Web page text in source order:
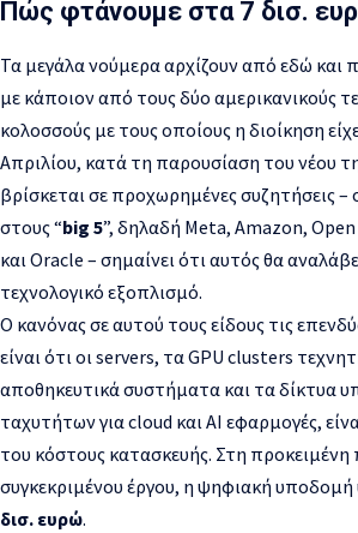
Πώς φτάνουμε στα 7 δισ.
Τα μεγάλα νούμερα αρχίζουν από εδώ και
με κάποιον από τους δύο αμερικανικούς
κολοσσούς με τους οποίους η διοίκηση
Απριλίου, κατά τη παρουσίαση του νέου
βρίσκεται σε προχωρημένες συζητήσεις –
στους “big 5”, δηλαδή Meta, Amazon,
και Oracle – σημαίνει ότι αυτός θα
τεχνολογικό εξοπλισμό.
Ο κανόνας σε αυτού τους είδους τις
είναι ότι οι servers, τα GPU clusters
αποθηκευτικά συστήματα και τα δίκτυα
ταχυτήτων για cloud και AI εφαρμογές,
του κόστους κατασκευής. Στη
συγκεκριμένου έργου, η ψηφιακή υποδομή
δισ. ευρώ.